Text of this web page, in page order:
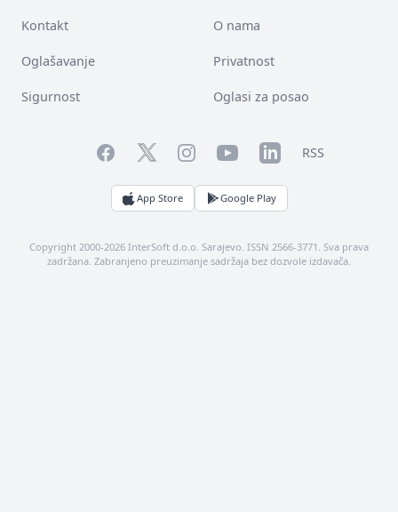
Kontakt O nama
Oglašavanje Privatnost
Sigurnost Oglasi za posao
FacebookTwitterInstagramYouTubeLinkedInRSS
App Store Google Play
Copyright 2000-2026 InterSoft d.o.o. Sarajevo. ISSN 2566-3771. Sva prava
zadržana. Zabranjeno preuzimanje sadržaja bez dozvole izdavača.